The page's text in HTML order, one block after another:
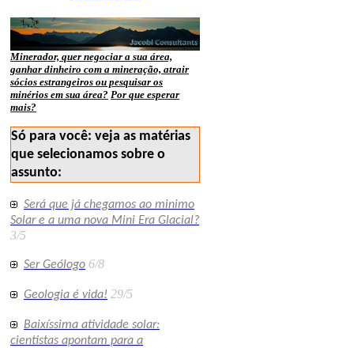
Minerador, quer negociar a sua área,
ganhar dinheiro com a mineração, atrair
sócios estrangeiros ou pesquisar os
minérios em sua área? Por que esperar
mais?
Só para você: veja as matérias
que selecionamos sobre o
assunto:
Será que já chegamos ao minimo
Solar e a uma nova Mini Era Glacial?
3/5
Ser Geólogo 6/8
Geologia é vida! 29/5
Baixíssima atividade solar:
cientistas apontam para a